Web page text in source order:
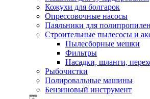
Кожухи для болгарок
Опрессовочные насосы
Паяльники для
Строительные пылесосы и
Пылесборные мешки
Фильтры
Насадки, шланги,
Рыбочистки
Полировальные машины
Бензиновый инструмент